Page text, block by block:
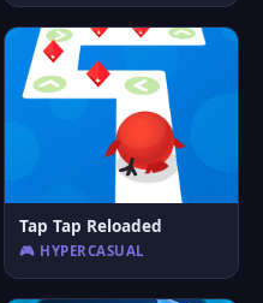
Tap Tap Reloaded
🎮 HYPERCASUAL